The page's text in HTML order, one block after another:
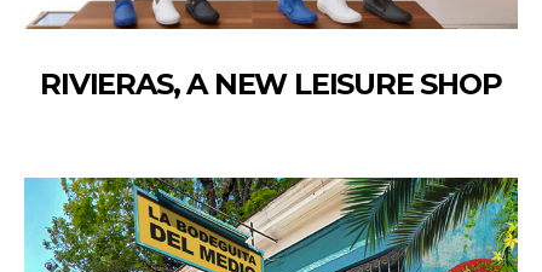
RIVIERAS, A NEW LEISURE SHOP